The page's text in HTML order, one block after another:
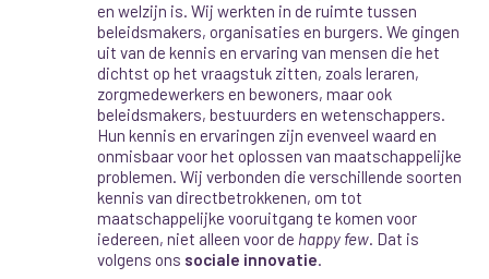
en welzijn is. Wij werkten in de ruimte tussen
beleidsmakers, organisaties en burgers. We gingen
uit van de kennis en ervaring van mensen die het
dichtst op het vraagstuk zitten, zoals leraren,
zorgmedewerkers en bewoners, maar ook
beleidsmakers, bestuurders en wetenschappers.
Hun kennis en ervaringen zijn evenveel waard en
onmisbaarvoor het oplossen van maatschappelijke
problemen. Wij verbonden die verschillende soorten
kennis van directbetrokkenen, om tot
maatschappelijke vooruitgang te komen voor
iedereen, niet alleen voor de happy few. Dat is
volgens ons sociale innovatie.